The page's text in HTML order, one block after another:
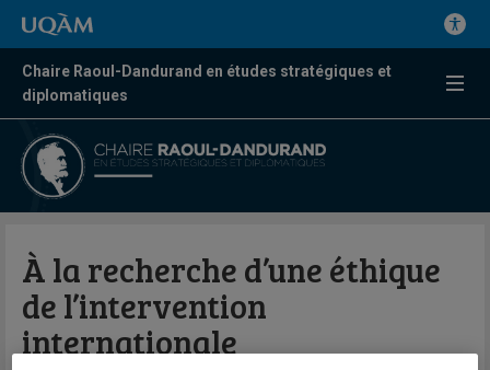
Chaire Raoul-Dandurand en études stratégiques et
diplomatiques
À la recherche d’une éthique
de l’intervention
internationale